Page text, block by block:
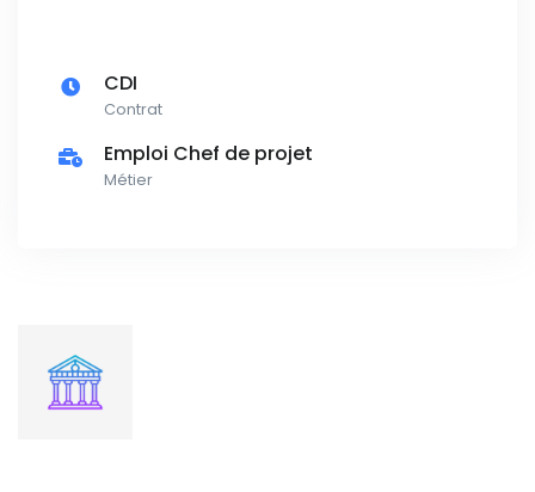
CDI
Contrat
Emploi Chef de projet
Métier